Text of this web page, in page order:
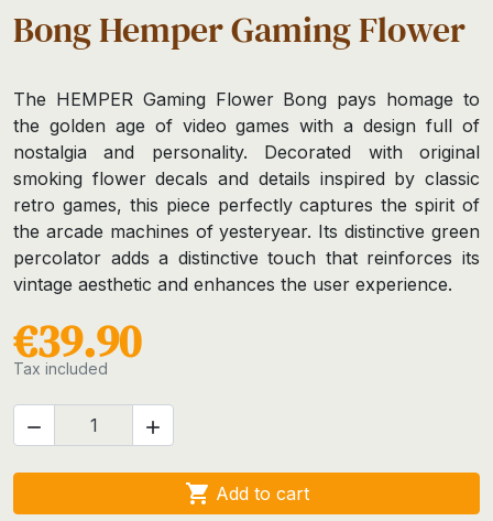
Bong Hemper Gaming Flower
The HEMPER Gaming Flower Bong pays homage to
the golden age of video games with a design full of
nostalgia and personality. Decorated with original
smoking flower decals and details inspired by classic
retro games, this piece perfectly captures the spirit of
the arcade machines of yesteryear. Its distinctive green
percolator adds a distinctive touch that reinforces its
vintage aesthetic and enhances the user experience.
€39.90
Tax included
 
 Add to cart